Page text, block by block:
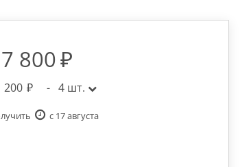
800
200 - 4 шт.
c 17 августа